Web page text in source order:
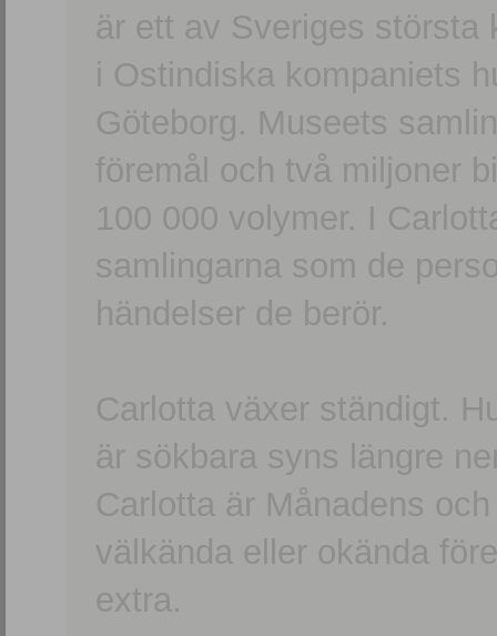
är ett av Sveriges största
i Ostindiska kompaniets
Göteborg. Museets
föremål och två miljoner
100 000 volymer. I
samlingarna som de
händelser de berör.
Carlotta växer ständigt.
är sökbara syns längre
Carlotta är Månadens
välkända eller okända
extra.